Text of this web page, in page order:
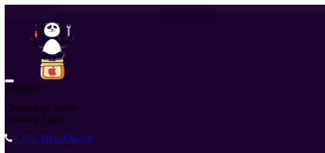
AppleJam
Сервисный центр
техники Apple
+ 375 (33) 6-370-370